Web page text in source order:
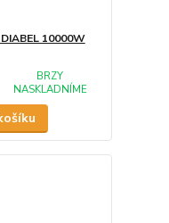
10000W
BRZY
NASKLADNÍME